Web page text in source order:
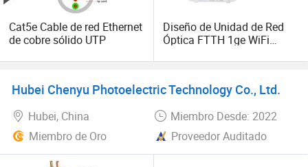
para explorar oportunidades de cooperación.
Cat5e Cable de red Ethernet
de cobre sólido UTP
Diseño de Unidad de Red
Óptica FTTH 1ge WiFi
Hubei Chenyu Photoelectric Technology Co., Ltd.
Hubei, China
Miembro Desde: 2022
Miembro de Oro
Proveedor Auditado